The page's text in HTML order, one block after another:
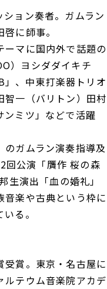
ョン奏者。ガムラン
に師事。
ーマに国内外で話題の
）ヨシダダイキチ
」、中東打楽器トリオ
智一（バリトン）田村
ンミツ」などで活躍
ガムラン演奏指導及
回公演「贋作 桜の森
生演出「血の婚礼」
音楽や古典という枠に
る。
賞。東京・名古屋に
ルテウム音楽院アカデ